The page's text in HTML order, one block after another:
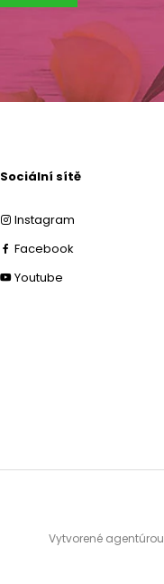
Sociální sítě
Instagram
Facebook
Youtube
Vytvorené agentúrou